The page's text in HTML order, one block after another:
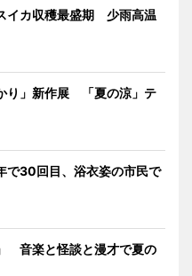
イカ収穫最盛期 少雨高温
り」新作展 「夏の涼」テ
30回目、浴衣姿の市民で
音楽と怪談と漫才で夏の